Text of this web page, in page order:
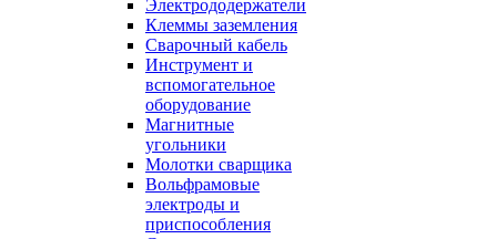
Электрододержатели
Клеммы заземления
Сварочный кабель
Инструмент и
вспомогательное
оборудование
Магнитные
угольники
Молотки сварщика
Вольфрамовые
электроды и
приспособления